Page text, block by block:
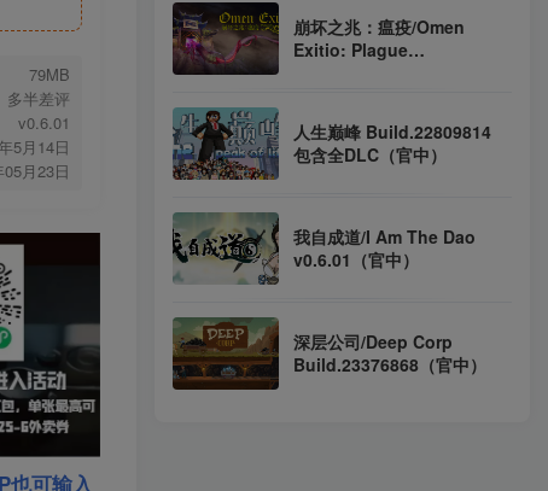
79MB
多半差评
v0.6.01
5月14日
月23日
也可输入
Deluxe Edition 完整版 集成
汉化（汉化）
崩坏之兆：瘟疫/Omen
Exitio: Plague
人生巅峰 Build.22809814
包含全DLC（官中）
我自成道/I Am The Dao
v0.6.01（官中）
深层公司/Deep Corp
Build.23376868（官中）